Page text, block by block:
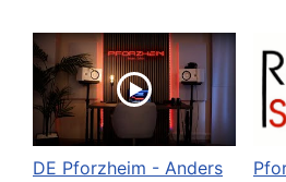
DE Pforzheim - Anders